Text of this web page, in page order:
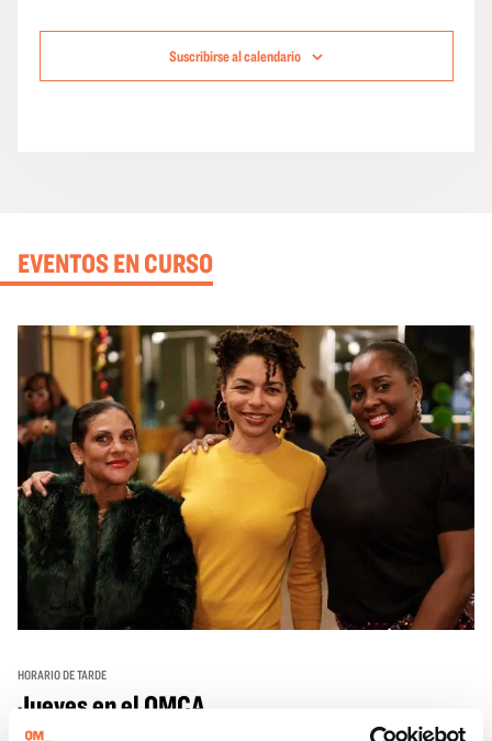
Suscribirse al calendario
EVENTOS EN CURSO
HORARIO DE TARDE
Jueves en el OMCA